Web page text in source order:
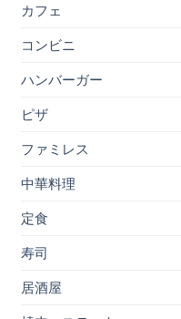
カフェ
コンビニ
ハンバーガー
ピザ
ファミレス
中華料理
定食
寿司
居酒屋